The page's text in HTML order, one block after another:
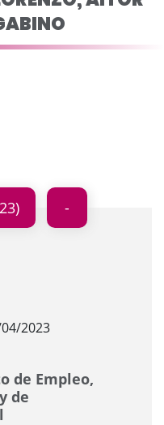
2023
de Empleo,
de